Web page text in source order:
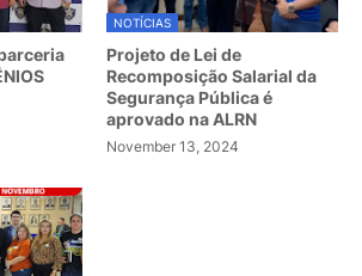
NOTÍCIAS
Projeto de Lei de
Recomposição Salarial da
Segurança Pública é
aprovado na ALRN
November 13, 2024